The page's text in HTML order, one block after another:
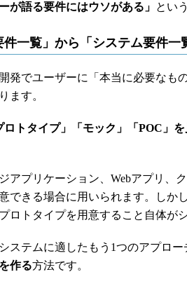
が語る要件にはウソがある」 とい
件一覧」から「システム要件一
発でユーザーに「本当に必要なも
ます。
ロトタイプ」「モック」「POC」
アプリケーション、Webアプリ、
できる場合に用いられます。しか
ロトタイプを用意すること自体が
ステムに適したもう1つのアプロー
作る方法です。